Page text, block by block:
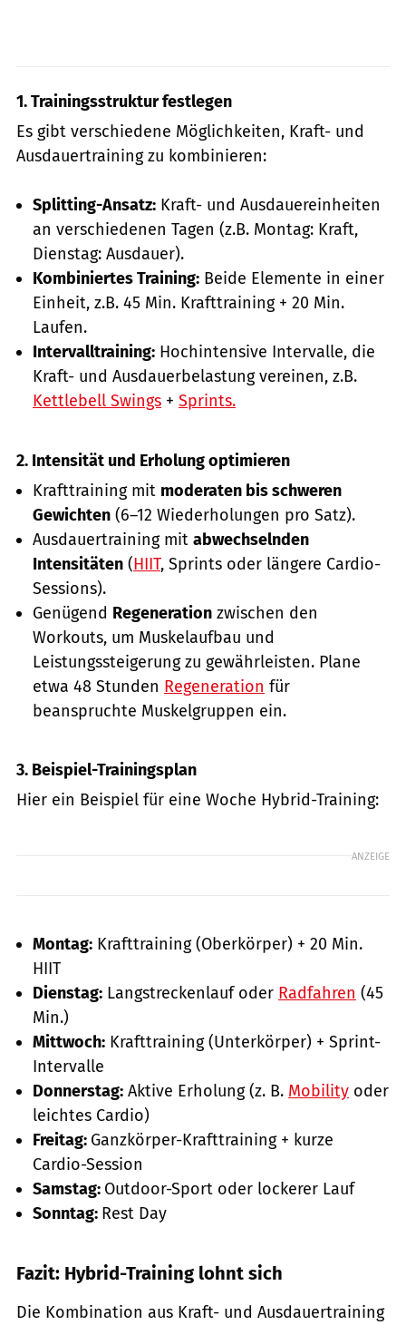
1. Trainingsstruktur festlegen
Es gibt verschiedene Möglichkeiten, Kraft- und
Ausdauertraining zu kombinieren:
Splitting-Ansatz: Kraft- und Ausdauereinheiten
an verschiedenen Tagen (z.B. Montag: Kraft,
Dienstag: Ausdauer).
Kombiniertes Training: Beide Elemente in einer
Einheit, z.B. 45 Min. Krafttraining + 20 Min.
Laufen.
Intervalltraining: Hochintensive Intervalle, die
Kraft- und Ausdauerbelastung vereinen, z.B.
Kettlebell Swings + Sprints.
2. Intensität und Erholung optimieren
Krafttraining mit moderaten bis schweren
Gewichten (6–12 Wiederholungen pro Satz).
Ausdauertraining mit abwechselnden
Intensitäten (HIIT, Sprints oder längere Cardio-
Sessions).
Genügend Regeneration zwischen den
Workouts, um Muskelaufbau und
Leistungssteigerung zu gewährleisten. Plane
etwa 48 Stunden Regeneration für
beanspruchte Muskelgruppen ein.
3. Beispiel-Trainingsplan
Hier ein Beispiel für eine Woche Hybrid-Training:
ANZEIGE
Montag: Krafttraining (Oberkörper) + 20 Min.
HIIT
Dienstag: Langstreckenlauf oder Radfahren (45
Min.)
Mittwoch: Krafttraining (Unterkörper) + Sprint-
Intervalle
Donnerstag: Aktive Erholung (z. B. Mobility oder
leichtes Cardio)
Freitag: Ganzkörper-Krafttraining + kurze
Cardio-Session
Samstag: Outdoor-Sport oder lockerer Lauf
Sonntag: Rest Day
Fazit: Hybrid-Training lohnt sich
Die Kombination aus Kraft- und Ausdauertraining